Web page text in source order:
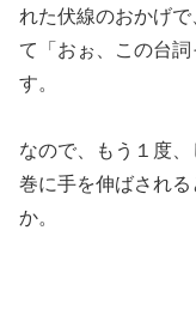
れた伏線のおかげ
て「おぉ、この台
す。
なので、もう１度
巻に手を伸ばされ
か。